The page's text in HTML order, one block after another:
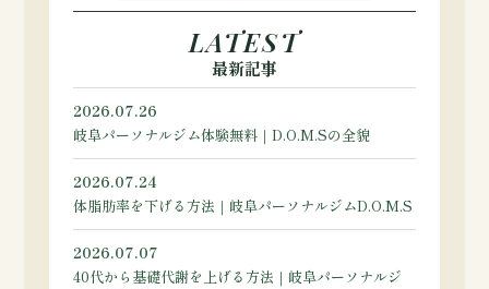
LATEST
最新記事
2026.07.26
岐阜パーソナルジム体験無料｜D.O.M.Sの全貌
2026.07.24
体脂肪率を下げる方法｜岐阜パーソナルジムD.O.M.S
2026.07.07
40代から基礎代謝を上げる方法｜岐阜パーソナルジ